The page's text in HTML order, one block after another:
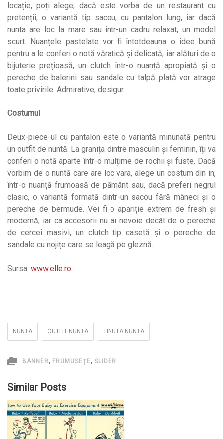
locație, poți alege, dacă este vorba de un restaurant cu
pretenții, o variantă tip sacou, cu pantalon lung, iar dacă
nunta are loc la mare sau într-un cadru relaxat, un model
scurt. Nuanțele pastelate vor fi întotdeauna o idee bună
pentru a le conferi o notă văratică și delicată, iar alături de o
bijuterie prețioasă, un clutch într-o nuanță apropiată și o
pereche de balerini sau sandale cu talpă plată vor atrage
toate privirile. Admirative, desigur.
Costumul
Deux-piece-ul cu pantalon este o variantă minunată pentru
un outfit de nuntă. La granița dintre masculin și feminin, îți va
conferi o notă aparte într-o mulțime de rochii și fuste. Dacă
vorbim de o nuntă care are loc vara, alege un costum din in,
într-o nuanță frumoasă de pământ sau, dacă preferi negrul
clasic, o variantă formată dintr-un sacou fără mâneci și o
pereche de bermude. Vei fi o apariție extrem de fresh și
modernă, iar ca accesorii nu ai nevoie decât de o pereche
de cercei masivi, un clutch tip casetă și o pereche de
sandale cu nojițe care se leagă pe gleznă.
Sursa: www.elle.ro
NUNTA OUTFIT NUNTA TINUTA NUNTA
BANNER, FRUMUSEȚE, SLIDER
Similar Posts